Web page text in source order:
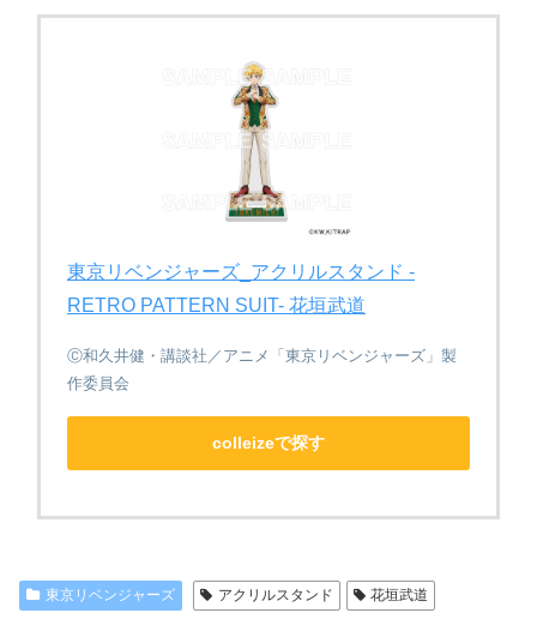
東京リベンジャーズ_アクリルスタンド -
RETRO PATTERN SUIT- 花垣武道
Ⓒ和久井健・講談社／アニメ「東京リベンジャーズ」製
作委員会
colleizeで探す
東京リベンジャーズ アクリルスタンド 花垣武道